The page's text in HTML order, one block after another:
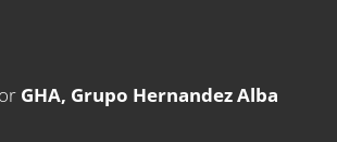
GHA, Grupo Hernandez Alba